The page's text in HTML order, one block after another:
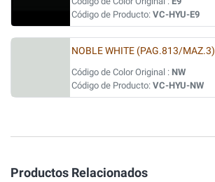
Código de Producto: VC-HYU-E9
NOBLE WHITE (PAG.813/MAZ.3)
Código de Color Original : NW
Código de Producto: VC-HYU-NW
Productos Relacionados